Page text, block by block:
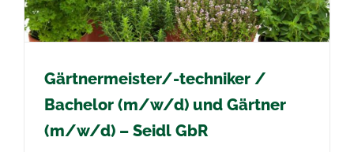
Gärtnermeister/-techniker /
Bachelor (m/w/d) und Gärtner
(m/w/d) – Seidl GbR